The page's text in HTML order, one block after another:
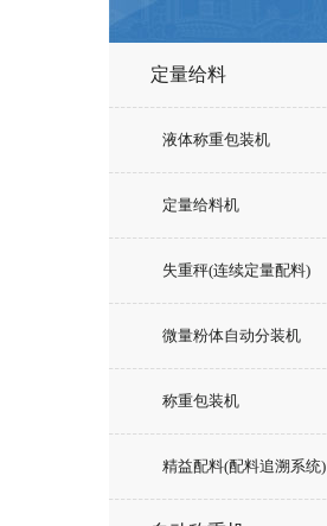
定量给料
液体称重包装机
定量给料机
失重秤(连续定量配料)
微量粉体自动分装机
称重包装机
精益配料(配料追溯系统)